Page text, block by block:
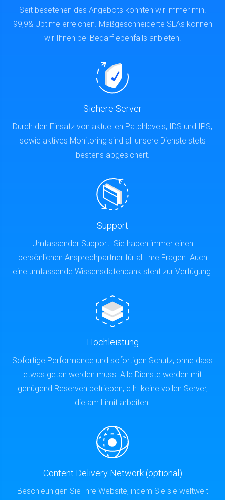
Seit besetehen des Angebots konnten wir immer min.
99,9& Uptime erreichen. Maßgeschneiderte SLAs können
wir Ihnen bei Bedarf ebenfalls anbieten.
Sichere Server
Durch den Einsatz von aktuellen Patchlevels, IDS und IPS,
sowie aktives Monitoring sind all unsere Dienste stets
bestens abgesichert.
Support
Umfassender Support. Sie haben immer einen
persönlichen Ansprechpartner für all Ihre Fragen. Auch
eine umfassende Wissensdatenbank steht zur Verfügung.
Hochleistung
Sofortige Performance und sofortigen Schutz, ohne dass
etwas getan werden muss. Alle Dienste werden mit
genügend Reserven betrieben, d.h. keine vollen Server,
die am Limit arbeiten.
Content Delivery Network (optional)
Beschleunigen Sie Ihre Website, indem Sie sie weltweit